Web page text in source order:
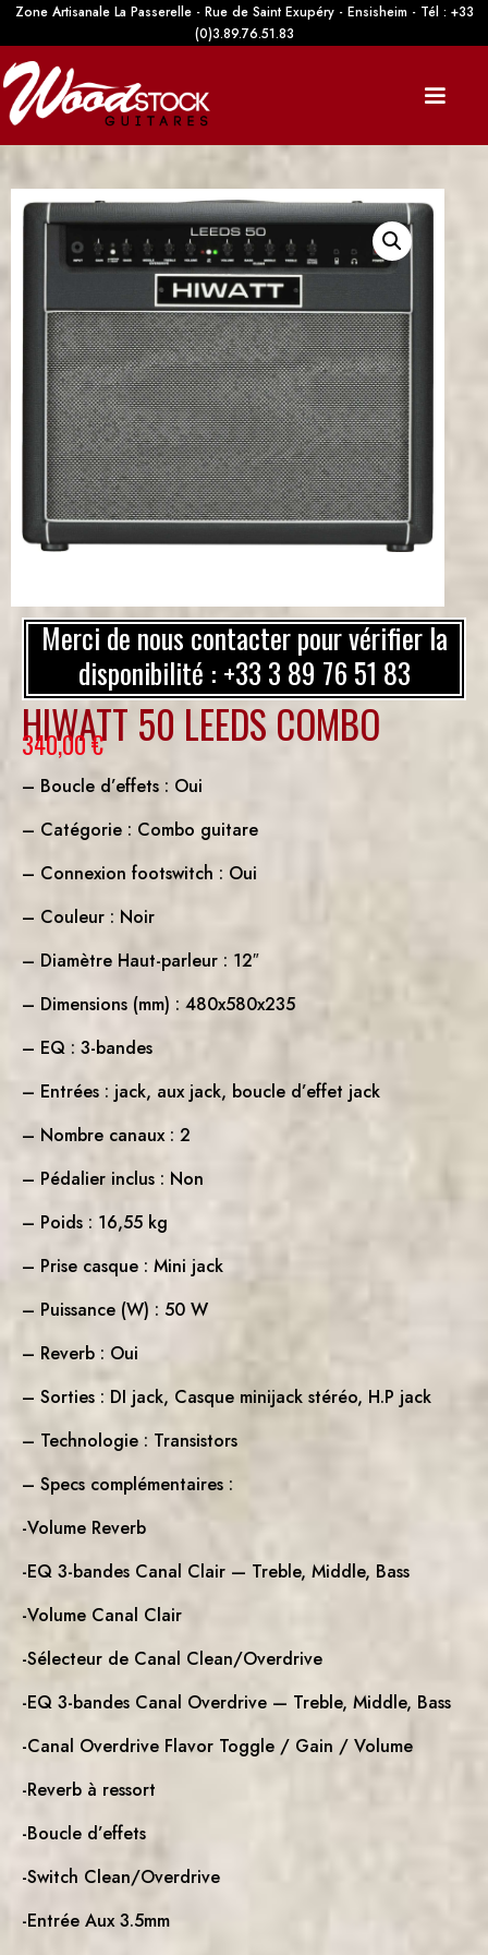
Zone Artisanale La Passerelle - Rue de Saint Exupéry - Ensisheim - Tél : +33
(0)3.89.76.51.83
Merci de nous contacter pour vérifier la
disponibilité : +33 3 89 76 51 83
HIWATT 50 LEEDS COMBO
340,00€
– Boucle d’effets : Oui
– Catégorie : Combo guitare
– Connexion footswitch : Oui
– Couleur : Noir
– Diamètre Haut-parleur : 12″
– Dimensions (mm) : 480x580x235
– EQ : 3-bandes
– Entrées : jack, aux jack, boucle d’effet jack
– Nombre canaux : 2
– Pédalier inclus : Non
– Poids : 16,55 kg
– Prise casque : Mini jack
– Puissance (W) : 50 W
– Reverb : Oui
– Sorties : DI jack, Casque minijack stéréo, H.P jack
– Technologie : Transistors
– Specs complémentaires :
-Volume Reverb
-EQ 3-bandes Canal Clair — Treble, Middle, Bass
-Volume Canal Clair
-Sélecteur de Canal Clean/Overdrive
-EQ 3-bandes Canal Overdrive — Treble, Middle, Bass
-Canal Overdrive Flavor Toggle / Gain / Volume
-Reverb à ressort
-Boucle d’effets
-Switch Clean/Overdrive
-Entrée Aux 3.5mm